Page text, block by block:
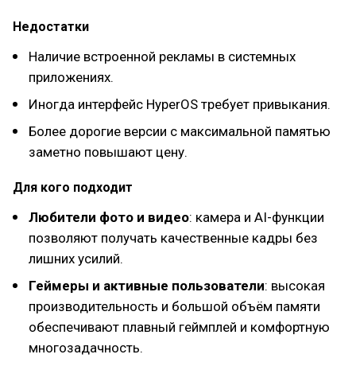
Недостатки
Наличие встроенной рекламы в системных
приложениях.
Иногда интерфейс HyperOS требует привыкания.
Более дорогие версии с максимальной памятью
заметно повышают цену.
Для кого подходит
Любители фото и видео: камера и AI-функции
позволяют получать качественные кадры без
лишних усилий.
Геймеры и активные пользователи: высокая
производительность и большой объём памяти
обеспечивают плавный геймплей и комфортную
многозадачность.